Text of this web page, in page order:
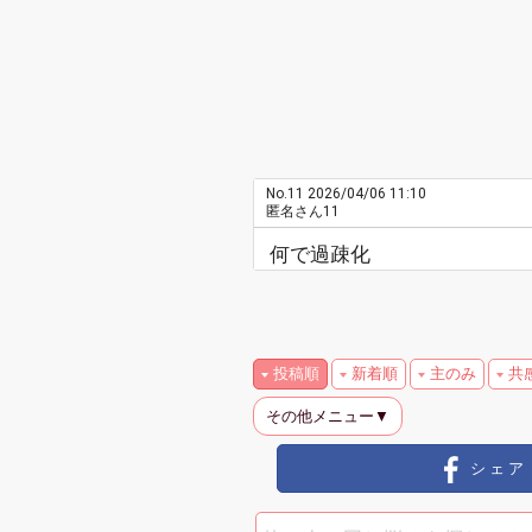
No.11 2026/04/06 11:10
匿名さん11
何で過疎化
投稿順 新着順 主のみ 共
その他メニュー▼
シェア